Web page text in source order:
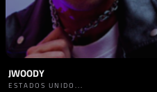
JWOODY
ESTADOS UNIDO...